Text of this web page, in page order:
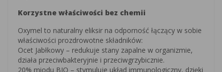
Korzystne właściwości bez chemii
Oxymel to naturalny eliksir na odporność łączący w sobie
właściwości prozdrowotne składników:
Ocet Jabłkowy – redukuje stany zapalne w organizmie,
działa przeciwbakteryjnie i przeciwgrzybicznie.
20% miodu BIO – stymuluje układ immunologiczny, dzięki